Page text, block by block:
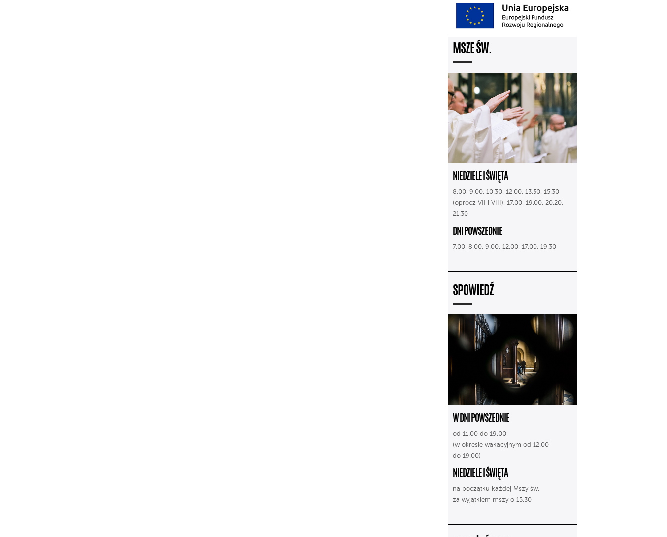
MSZE ŚW.
NIEDZIELE I ŚWIĘTA
8.00, 9.00, 10.30, 12.00, 13.30, 15.30
(oprócz VII i VIII), 17.00, 19.00, 20.20,
21.30
DNI POWSZEDNIE
7.00, 8.00, 9.00, 12.00, 17.00, 19.30
SPOWIEDŹ
W DNI POWSZEDNIE
od 11.00 do 19.00
(w okresie wakacyjnym od 12.00
do 19.00)
NIEDZIELE I ŚWIĘTA
na początku każdej Mszy św.
za wyjątkiem mszy o 15.30